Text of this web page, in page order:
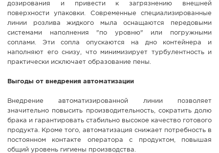
дозирования и привести к загрязнению внешней
поверхности упаковки. Современные специализированные
линии розлива жидкого мыла оснащаются передовыми
системами наполнения "по уровню" или погружными
соплами. Эти сопла опускаются на дно контейнера и
наполняют его снизу, что минимизирует турбулентность и
практически исключает образование пены.
Выгоды от внедрения автоматизации
Внедрение автоматизированной линии позволяет
значительно повысить производительность, сократить долю
брака и гарантировать стабильно высокое качество готового
продукта. Кроме того, автоматизация снижает потребность в
постоянном контакте оператора с продуктом, повышая
общий уровень гигиены производства.